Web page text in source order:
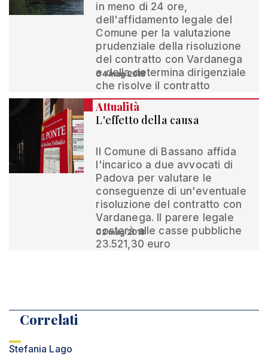
in meno di 24 ore,
dell'affidamento legale del
Comune per la valutazione
prudenziale della risoluzione
del contratto con Vardanega
e della determina dirigenziale
che risolve il contratto
04 mag 2018
Attualità
L'effetto della causa
Il Comune di Bassano affida
l'incarico a due avvocati di
Padova per valutare le
conseguenze di un'eventuale
risoluzione del contratto con
Vardanega. Il parere legale
costerà alle casse pubbliche
23.521,30 euro
02 mag 2018
Correlati
Stefania Lago